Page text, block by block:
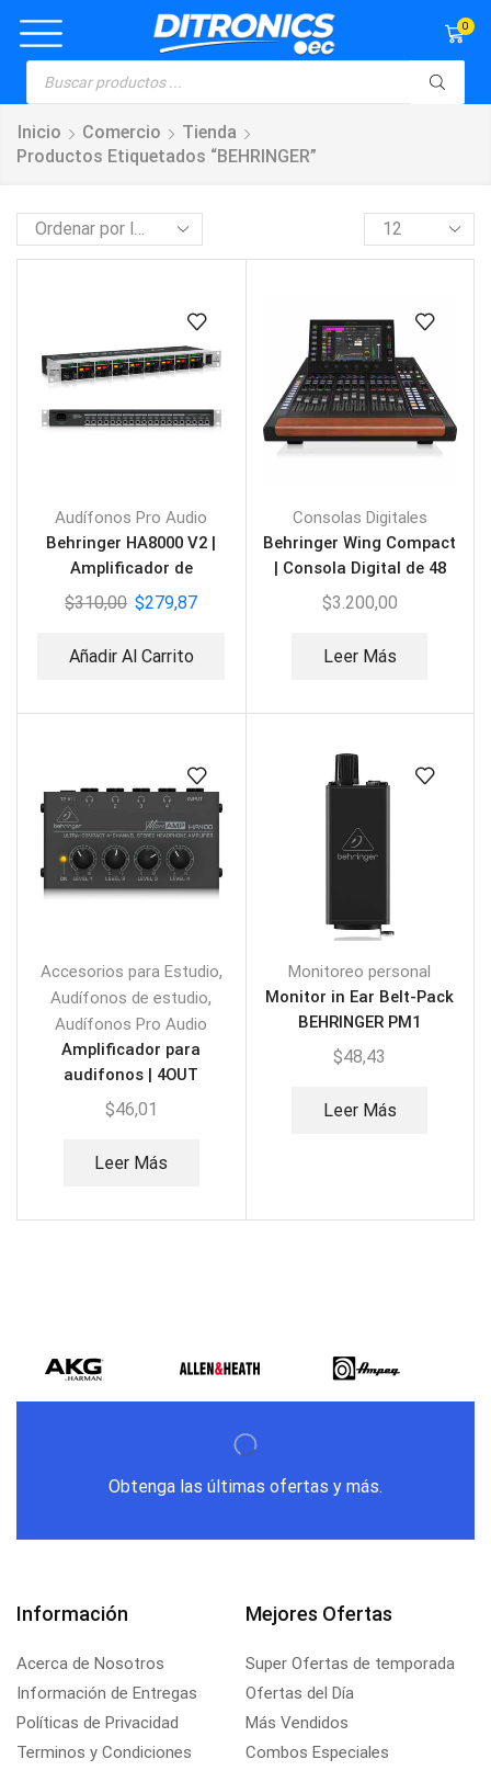
0
Inicio Comercio
Tienda
Productos Etiquetados “BEHRINGER”
Audífonos Pro Audio
Behringer HA8000 V2 |
Amplificador de
Audifonos 8 canales
$310,00 $279,87
Añadir Al Carrito
Consolas Digitales
Behringer Wing Compact
| Consola Digital de 48
canales
$3.200,00
Leer Más
Accesorios para Estudio,
Audífonos de estudio,
Audífonos Pro Audio
Amplificador para
audifonos | 4OUT
BEHRINGER HA400
$46,01
Leer Más
Monitoreo personal
Monitor in Ear Belt-Pack
BEHRINGER PM1
$48,43
Leer Más
Obtenga las últimas ofertas y más.
Información
Acerca de Nosotros
Información de Entregas
Políticas de Privacidad
Terminos y Condiciones
Mejores Ofertas
Super Ofertas de temporada
Ofertas del Día
Más Vendidos
Combos Especiales